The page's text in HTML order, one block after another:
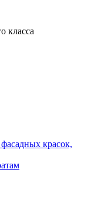
класса
красок,